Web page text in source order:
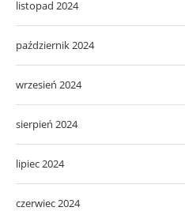
listopad 2024
październik 2024
wrzesień 2024
sierpień 2024
lipiec 2024
czerwiec 2024